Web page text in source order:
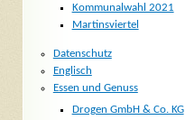
Kommunalwahl 2021
Martinsviertel
Datenschutz
Englisch
Essen und Genuss
Drogen GmbH & Co. KG